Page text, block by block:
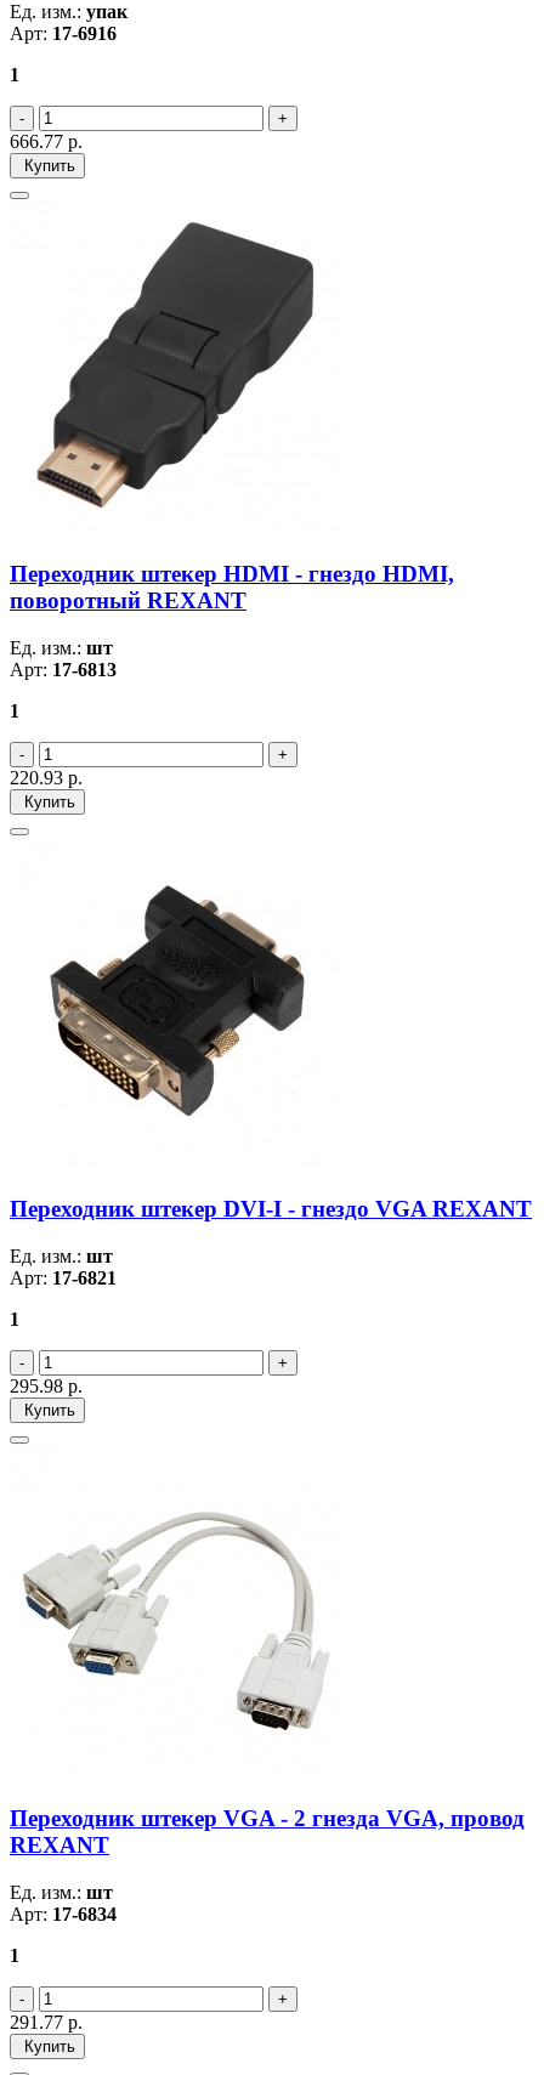
Ед. изм.: упак
Арт: 17-6916
1
666.77 р.
Купить
Переходник штекер HDMI - гнездо HDMI,
поворотный REXANT
Ед. изм.: шт
Арт: 17-6813
1
220.93 р.
Купить
Переходник штекер DVI-I - гнездо VGA REXANT
Ед. изм.: шт
Арт: 17-6821
1
295.98 р.
Купить
Переходник штекер VGA - 2 гнезда VGA, провод
REXANT
Ед. изм.: шт
Арт: 17-6834
1
291.77 р.
Купить